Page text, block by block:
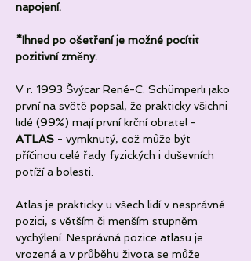
napojení.
*Ihned po ošetření je možné pocítit
pozitivní změny.
V r. 1993 Švýcar René-C. Schümperli jako
první na světě popsal, že prakticky všichni
lidé (99%) mají první krční obratel -
ATLAS - vymknutý, což může být
příčinou celé řady fyzických i duševních
potíží a bolesti.
Atlas je prakticky u všech lidí v nesprávné
pozici, s větším či menším stupněm
vychýlení. Nesprávná pozice atlasu je
vrozená a v průběhu života se může